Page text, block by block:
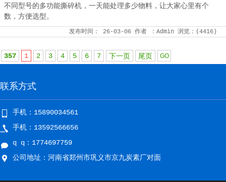
不同型号的多功能撕碎机，一天能处理多少物料，让大家心里有个
数，方便选型。
发布时间： 26-03-06 作者 ：Admin 浏览：(4416 )
357 1 2 3 4 5 6 7 下一页 尾页
联系方式
手机：15890034561
手机：13592566656
q q：1774697759
公司地址：河南省郑州市巩义市京九炭素厂对面